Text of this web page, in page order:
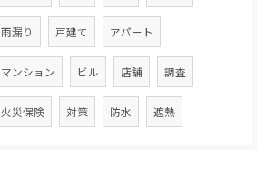
雨漏り 戸建て アパート
マンション ビル 店舗 調査
火災保険 対策 防水 遮熱